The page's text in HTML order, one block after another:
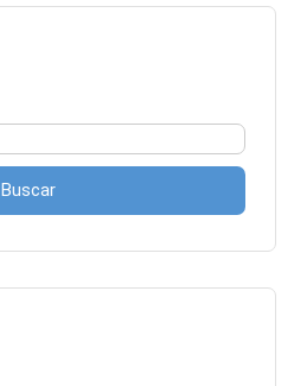
Buscar